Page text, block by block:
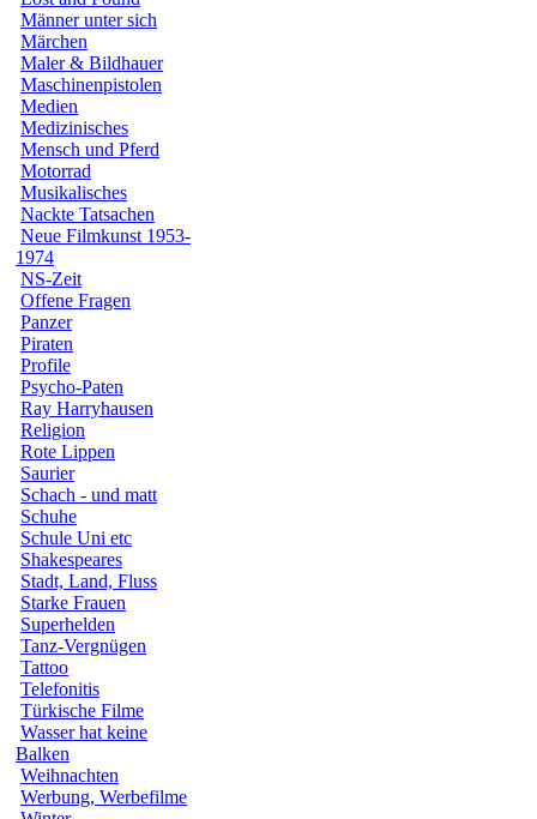
Männer unter sich
Märchen
Maler & Bildhauer
Maschinenpistolen
Medien
Medizinisches
Mensch und Pferd
Motorrad
Musikalisches
Nackte Tatsachen
Neue Filmkunst 1953-
1974
NS-Zeit
Offene Fragen
Panzer
Piraten
Profile
Psycho-Paten
Ray Harryhausen
Religion
Rote Lippen
Saurier
Schach - und matt
Schuhe
Schule Uni etc
Shakespeares
Stadt, Land, Fluss
Starke Frauen
Superhelden
Tanz-Vergnügen
Tattoo
Telefonitis
Türkische Filme
Wasser hat keine
Balken
Weihnachten
Werbung, Werbefilme